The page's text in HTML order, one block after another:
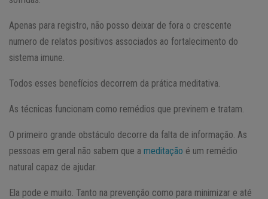
Apenas para registro, não posso deixar de fora o crescente
numero de relatos positivos associados ao fortalecimento do
sistema imune.
Todos esses benefícios decorrem da prática meditativa.
As técnicas funcionam como remédios que previnem e tratam.
O primeiro grande obstáculo decorre da falta de informação. As
pessoas em geral não sabem que a meditação é um remédio
natural capaz de ajudar.
Ela pode e muito. Tanto na prevenção como para minimizar e até